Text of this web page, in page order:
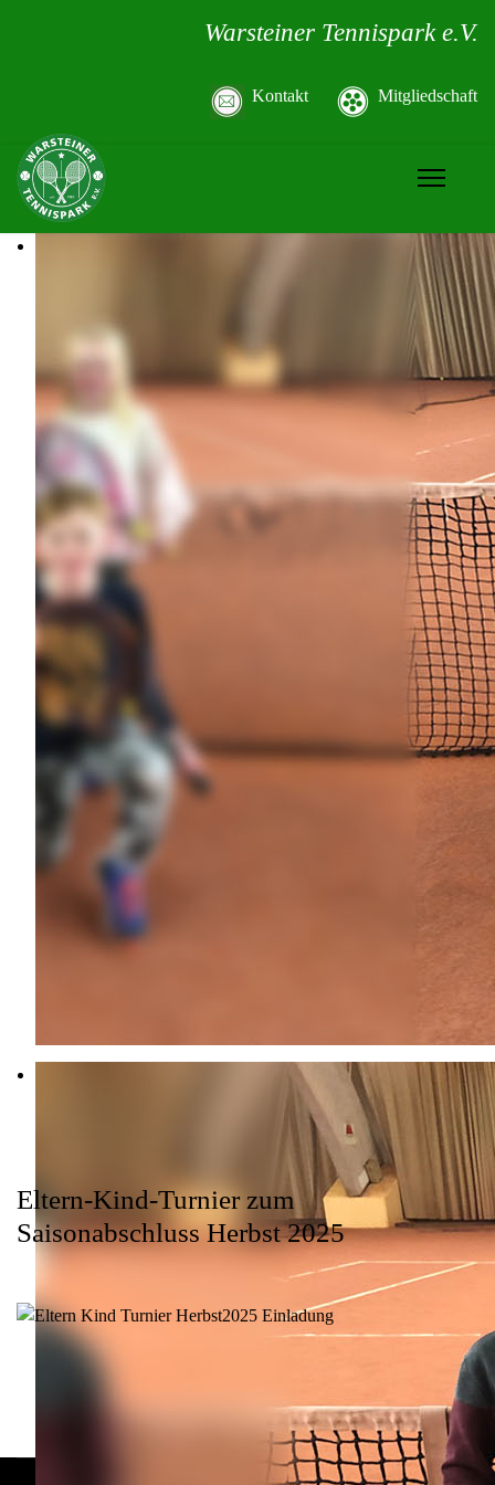
Warsteiner Tennispark e.V.
Kontakt Mitgliedschaft
Eltern-Kind-Turnier zum
Saisonabschluss Herbst 2025